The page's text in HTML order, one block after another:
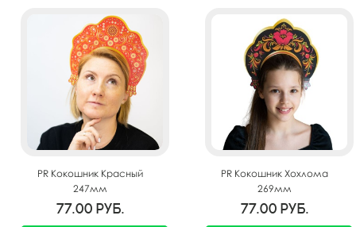
PR Кокошник Красный
247мм
77.00 руб.
PR Кокошник Хохлома
269мм
77.00 руб.